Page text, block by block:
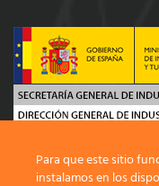
B61747119
PROYECTO:INNOVAR E
Para que este sitio
instalamos en los